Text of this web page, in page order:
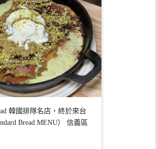
韓國排隊名店，終於來台
Bread MENU） 信義區